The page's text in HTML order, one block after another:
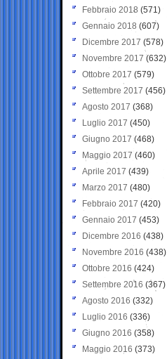
Febbraio 2018 (571)
Gennaio 2018 (607)
Dicembre 2017 (578)
Novembre 2017 (632)
Ottobre 2017 (579)
Settembre 2017 (456)
Agosto 2017 (368)
Luglio 2017 (450)
Giugno 2017 (468)
Maggio 2017 (460)
Aprile 2017 (439)
Marzo 2017 (480)
Febbraio 2017 (420)
Gennaio 2017 (453)
Dicembre 2016 (438)
Novembre 2016 (438)
Ottobre 2016 (424)
Settembre 2016 (367)
Agosto 2016 (332)
Luglio 2016 (336)
Giugno 2016 (358)
Maggio 2016 (373)